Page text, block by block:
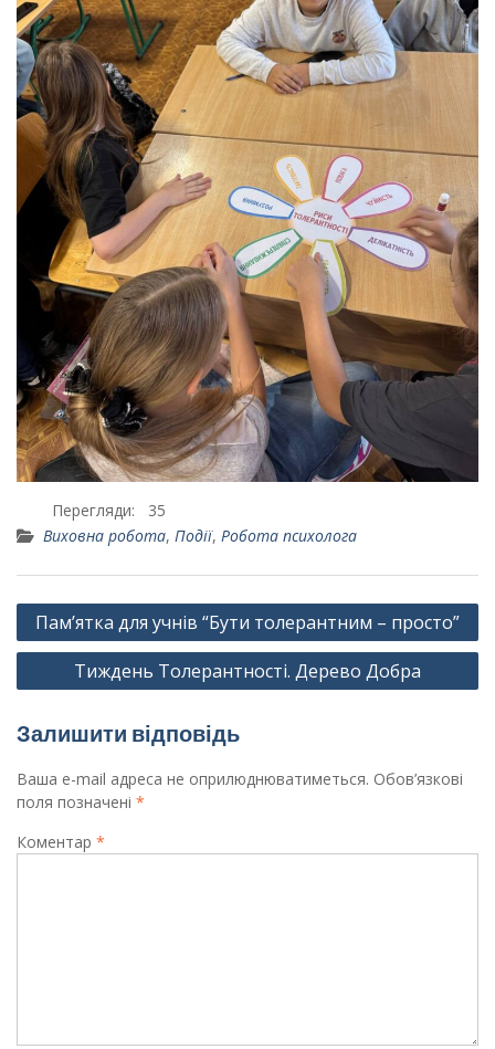
Перегляди:
35
Виховна робота, Події, Робота психолога
Навігація
записів
Пам’ятка для учнів “Бути толерантним – просто”
Тиждень Толерантності. Дерево Добра
Залишити відповідь
Ваша e-mail адреса не оприлюднюватиметься. Обов’язкові
поля позначені *
Коментар *